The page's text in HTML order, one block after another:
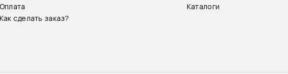
Оплата
Как сделать заказ?
Каталоги